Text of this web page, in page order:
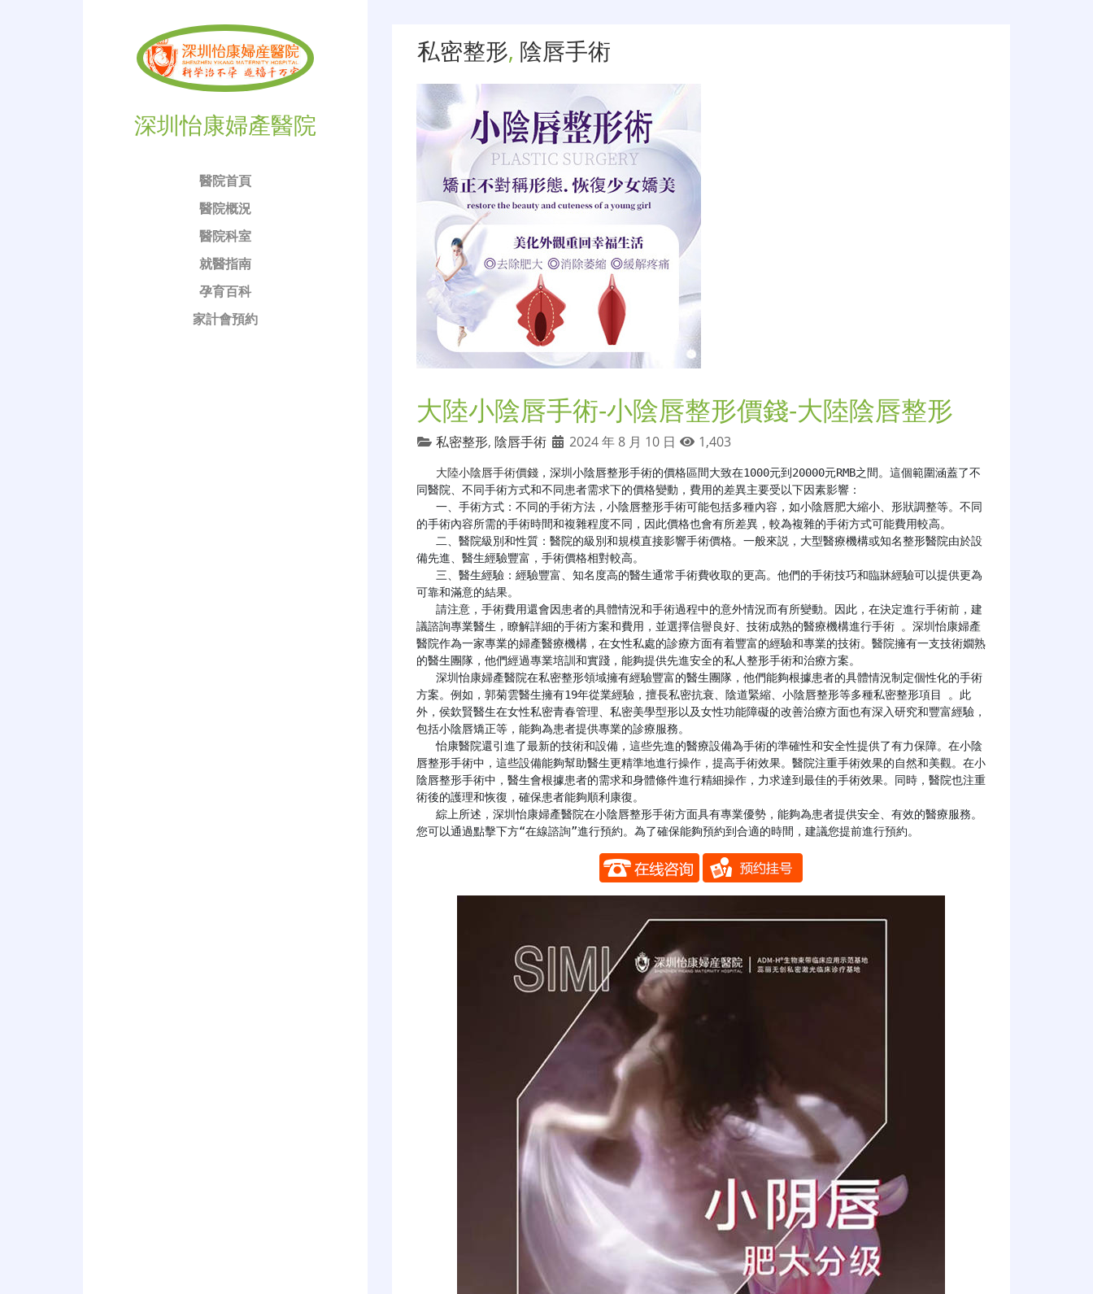
深圳怡康婦產醫院
醫院首頁
醫院概況
醫院科室
就醫指南
孕育百科
家計會預約
私密整形, 陰唇手術
大陸小陰唇手術-小陰唇整形價錢-大陸陰唇整形
私密整形, 陰唇手術 2024 年 8 月 10 日 1,403
大陸小陰唇手術價錢 ，深圳小陰唇整形手術的價格區間大致在1000元到20000元RMB之間。這個範圍涵蓋了不
同醫院、不同手術方式和不同患者需求下的價格變動，費用的差異主要受以下因素影響：
的手術內容所需的手術時間和複雜程度不同，因此價格也會有所差異，較為複雜的手術方式可能費用較高。
備先進、醫生經驗豐富，手術價格相對較高。
可靠和滿意的結果。
議諮詢專業醫生，瞭解詳細的手術方案和費用，並選擇信譽良好、技術成熟的醫療機構進行手術 。深圳怡康婦產
醫院作為一家專業的婦產醫療機構，在女性私處的診療方面有着豐富的經驗和專業的技術。醫院擁有一支技術嫺熟
的醫生團隊，他們經過專業培訓和實踐，能夠提供先進安全的私人整形手術和治療方案。
方案。例如，郭菊雲醫生擁有19年從業經驗，擅長私密抗衰、陰道緊縮、小陰唇整形等多種私密整形項目 。此
外，侯欽賢醫生在女性私密青春管理、私密美學型形以及女性功能障礙的改善治療方面也有深入研究和豐富經驗，
包括小陰唇矯正等，能夠為患者提供專業的診療服務。
   怡康醫院還引進了最新的技術和設備，這些先進的醫療設備為手術的準確性和安全性提供了有力保障。在小陰
唇整形手術中，這些設備能夠幫助醫生更精準地進行操作，提高手術效果。醫院注重手術效果的自然和美觀。在小
陰唇整形手術中，醫生會根據患者的需求和身體條件進行精細操作，力求達到最佳的手術效果。同時，醫院也注重
術後的護理和恢復，確保患者能夠順利康復。
您可以通過點擊下方“在線諮詢”進行預約。為了確保能夠預約到合適的時間，建議您提前進行預約。